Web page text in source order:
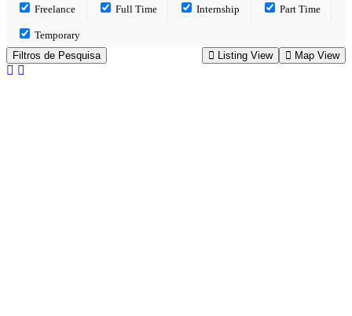
Freelance Full Time Internship Part Time
Temporary
Filtros de Pesquisa
Map View
Listing View